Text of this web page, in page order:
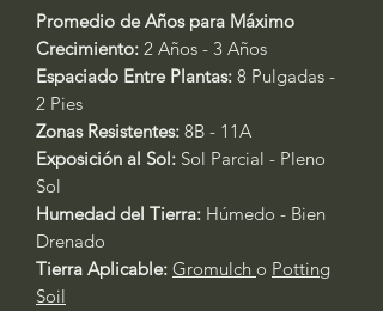
Promedio de Años para Máximo
Crecimiento: 2 Años - 3 Años
Espaciado Entre Plantas: 8 Pulgadas -
2 Pies
Zonas Resistentes: 8B - 11A
Exposición al Sol: Sol Parcial - Pleno
Sol
Humedad del Tierra: Húmedo - Bien
Drenado
Tierra Aplicable: Gromulch o Potting
Soil